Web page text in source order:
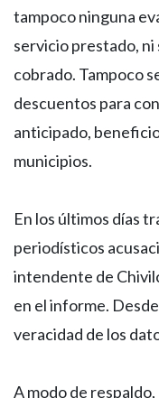
tampoco ninguna
servicio prestado,
cobrado. Tampoco
descuentos para
anticipado,
municipios.
En los últimos días
periodísticos
intendente de
en el informe.
veracidad de los
A modo de